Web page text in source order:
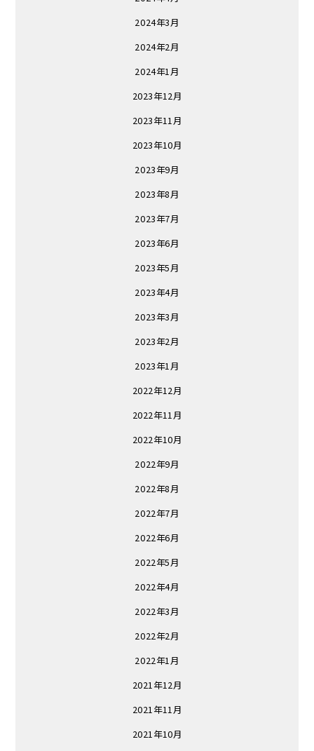
2024年3月
2024年2月
2024年1月
2023年12月
2023年11月
2023年10月
2023年9月
2023年8月
2023年7月
2023年6月
2023年5月
2023年4月
2023年3月
2023年2月
2023年1月
2022年12月
2022年11月
2022年10月
2022年9月
2022年8月
2022年7月
2022年6月
2022年5月
2022年4月
2022年3月
2022年2月
2022年1月
2021年12月
2021年11月
2021年10月